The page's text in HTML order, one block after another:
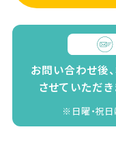
お問い合わせ後
させていただき
※日曜・祝日